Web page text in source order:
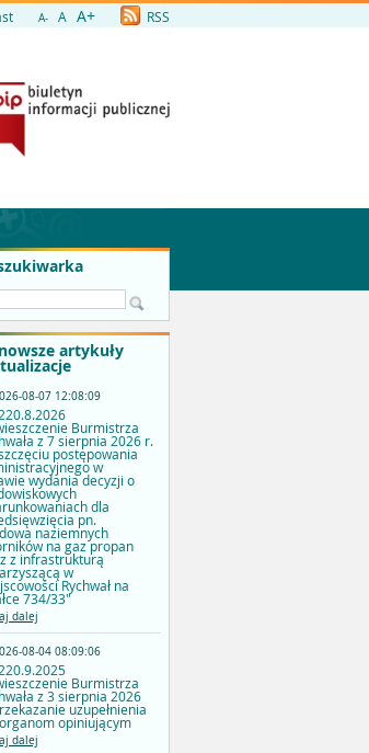
A- A A+ RSS
artykuły
08-07 12:08:09
Burmistrza
z 7 sierpnia 2026 r.
postępowania
w
wydania decyzji o
dla
pn.
naziemnych
na gaz propan
z infrastrukturą
w
Rychwał na
734/33"
dalej
08-04 08:09:06
Burmistrza
z 3 sierpnia 2026
uzupełnienia
organom opiniującym
dalej